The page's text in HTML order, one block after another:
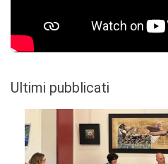
Ultimi pubblicati